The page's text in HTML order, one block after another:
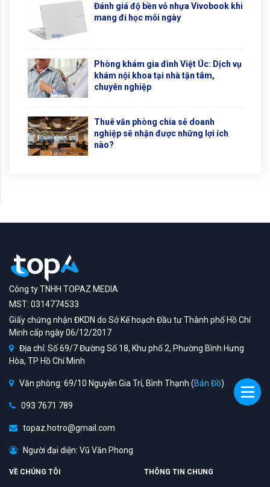
Đánh giá độ bền vỏ nhựa Vivobook khi
mang đi học mỗi ngày
Phòng khám gia đình Việt Úc: Dịch vụ
khám nội khoa tại nhà tận tâm,
chuyên nghiệp
Thuê văn phòng chia sẻ doanh
nghiệp sẽ nhận được những lợi ích
nào?
Công ty TNHH TOPAZ MEDIA
MST: 0314774533
Giấy chứng nhận ĐKDN do Sở Kế hoạch Đầu tư Thành phố Hồ Chí
Minh cấp ngày 06/12/2017
Địa chỉ: Số 69/7 Đường Số 18, Khu phố 2, Phường Bình Hưng
Hòa, TP Hồ Chí Minh
Văn phòng: 69/10 Nguyễn Gia Trí, Bình Thạnh (Bản Đồ)
093 7671 789
topaz.hotro@gmail.com
Người đại diện: Vũ Văn Phong
VỀ CHÚNG TÔI THÔNG TIN CHUNG